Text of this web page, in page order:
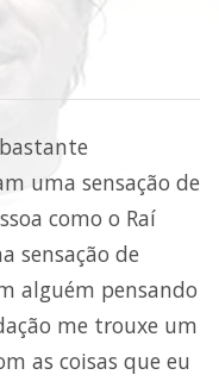
uma sensação de
como o Raí
sensação de
alguém pensando
me trouxe um
as coisas que eu